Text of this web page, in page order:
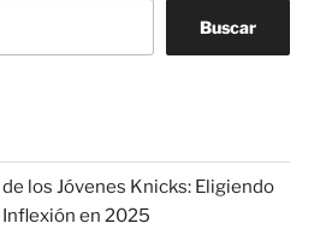
Buscar
los Jóvenes Knicks: Eligiendo
en 2025